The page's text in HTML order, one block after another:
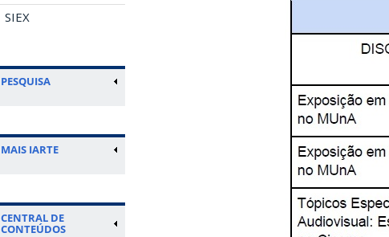
SIEX
PESQUISA
MAIS IARTE
CENTRAL DE
CONTEÚDOS